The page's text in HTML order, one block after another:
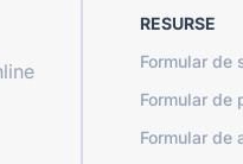
RESURSE
Formular de
Formular de
Formular de